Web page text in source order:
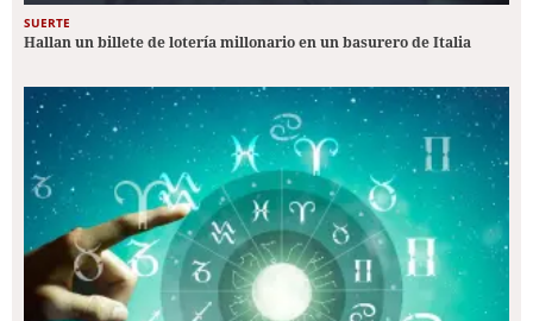
SUERTE
Hallan un billete de lotería millonario en un basurero de Italia